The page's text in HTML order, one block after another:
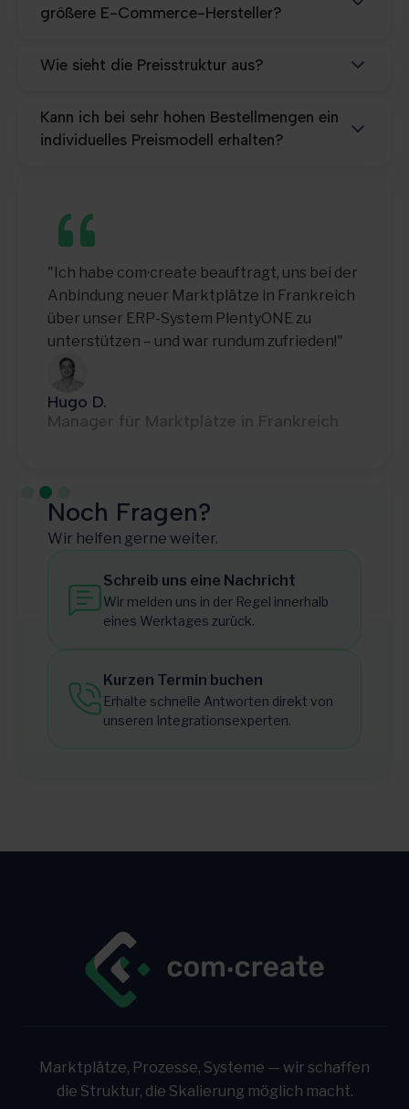
größere E-Commerce-Hersteller?
Wie sieht die Preisstruktur aus?
Kann ich bei sehr hohen Bestellmengen ein
individuelles Preismodell erhalten?
com·create beauftragt, uns bei der
neuer Marktplätze in Frankreich
ERP-System PlentyONE zu
– und war rundum zufrieden!"
"Mit
Noch Fragen?
Wir helfen gerne weiter.
Schreib uns eine Nachricht
Wir melden uns in der Regel innerhalb
eines Werktages zurück.
Kurzen Termin buchen
Erhalte schnelle Antworten direkt von
unseren Integrationsexperten.
Marktplätze, Prozesse, Systeme — wir schaffen
die Struktur, die Skalierung möglich macht.